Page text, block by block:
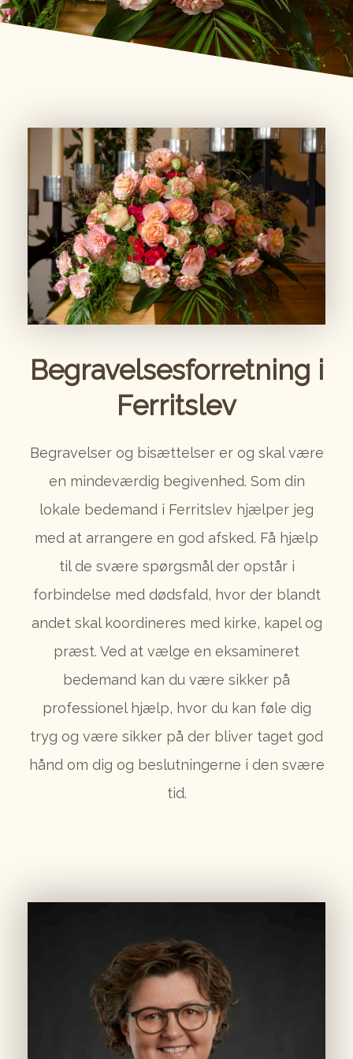
Begravelsesforretning i
Ferritslev
Begravelser og bisættelser er og skal være
en mindeværdig begivenhed. Som din
lokale bedemand i Ferritslev hjælper jeg
med at arrangere en god afsked. Få hjælp
til de svære spørgsmål der opstår i
forbindelse med dødsfald, hvor der blandt
andet skal koordineres med kirke, kapel og
præst. Ved at vælge en eksamineret
bedemand kan du være sikker på
professionel hjælp, hvor du kan føle dig
tryg og være sikker på der bliver taget god
hånd om dig og beslutningerne i den svære
tid.